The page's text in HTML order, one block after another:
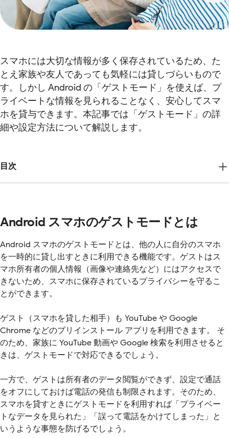
スマホには大切な情報が多く保存されているため、た
とえ家族や友人であっても気軽には貸しづらいもので
す。しかし Android の「ゲストモード」を使えば、プ
ライベートな情報を見られることなく、安心してスマ
ホを貸与できます。本記事では「ゲストモード」の詳
細や設定方法について解説します。
目次
Android スマホのゲストモードとは
Android スマホのゲストモードとは、他の人に自分のスマホ
を一時的に貸し出すときに利用できる機能です。ゲストはス
マホ所有者の個人情報（画像や連絡先など）にはアクセスで
きないため、スマホに保存されているプライバシーを守るこ
とができます。
ゲスト（スマホを貸した相手）も YouTube や Google
Chrome などのプリインストール アプリを利用できます。 そ
のため、家族に YouTube 動画や Google 検索を利用させると
きは、ゲストモードで対応できるでしょう。
一方で、ゲストは所有者のデータ閲覧ができず、設定で通話
をオフにしておけば電話の発信も制限されます。そのため、
スマホを貸すときにゲストモードを利用すれば「プライベー
トなデータを見られた」「誤って電話をかけてしまった」と
いうような事態を防げるでしょう。